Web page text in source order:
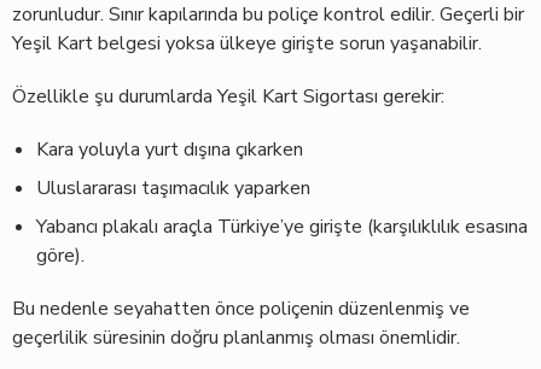
zorunludur. Sınır kapılarında bu poliçe kontrol edilir. Geçerli bir
Yeşil Kart belgesi yoksa ülkeye girişte sorun yaşanabilir.
Özellikle şu durumlarda Yeşil Kart Sigortası gerekir:
Kara yoluyla yurt dışına çıkarken
Uluslararası taşımacılık yaparken
Yabancı plakalı araçla Türkiye’ye girişte (karşılıklılık esasına
göre).
Bu nedenle seyahatten önce poliçenin düzenlenmiş ve
geçerlilik süresinin doğru planlanmış olması önemlidir.